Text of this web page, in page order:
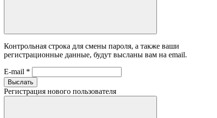
Контрольная строка для смены пароля, а также ваши
регистрационные данные, будут высланы вам на email.
E-mail *
Выслать
Регистрация нового пользователя